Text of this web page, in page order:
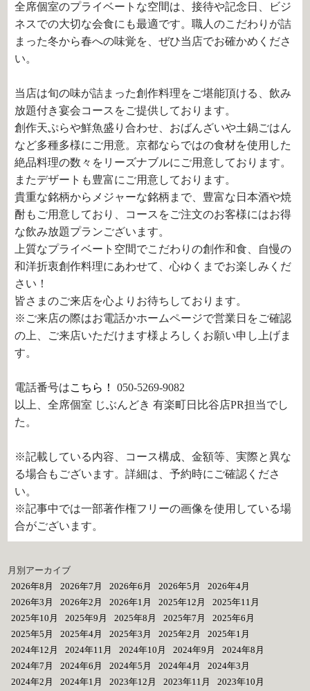
全席個室のプライベートな空間は、接待や記念日、ビジ
ネスでの大切な会食にも最適です。職人のこだわりが詰
まった冬から春への味覚を、ぜひ当店でお確かめくださ
い。
当店は旬の味が詰まった創作料理をご堪能頂ける、飲み
放題付き宴会コースをご提供しております。
創作天ぷらや鮮魚盛り合わせ、おばんざいや土鍋ごはん
など多種多様にご用意。京都ならではの食材を使用した
絶品料理の数々をリーズナブルにご用意しております。
またデザートも豊富にご用意しております。
貴重な銘柄からメジャーな銘柄まで、豊富な日本酒や焼
酎もご用意しており、コースをご注文のお客様にはお得
な飲み放題プランございます。
上質なプライベート空間でこだわりの創作和食、自慢の
和洋折衷創作料理にあわせて、心ゆくまでお楽しみくだ
さい！
皆さまのご来店を心よりお待ちしております。
※ご来店の際はお電話かホームページで営業日をご確認
の上、ご来店いただけます様よろしくお願い申し上げま
す。
電話番号はこちら！
050-5269-9082
以上、全席個室 じぶんどき 有楽町日比谷店PR担当でし
た。
※記載している内容、コース構成、金額等、実際と異な
る場合もございます。詳細は、予約時にご確認くださ
い。
※記事中では一部著作権フリーの画像を使用している場
合がございます。
月別アーカイブ
2026年8月
2026年7月 2026年6月 2026年5月
2026年4月
2026年3月
2026年2月 2026年1月 2025年12月
2025年11月
2025年10月
2025年9月 2025年8月 2025年7月
2025年6月
2025年5月
2025年4月 2025年3月 2025年2月
2025年1月
2024年12月
2024年11月 2024年10月 2024年9月
2024年8月
2024年7月
2024年6月 2024年5月 2024年4月
2024年3月
2024年2月
2024年1月 2023年12月 2023年11月
2023年10月